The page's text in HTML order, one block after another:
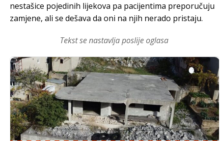
nestašice pojedinih lijekova pa pacijentima preporučuju
zamjene, ali se dešava da oni na njih nerado pristaju.
Tekst se nastavlja poslije oglasa